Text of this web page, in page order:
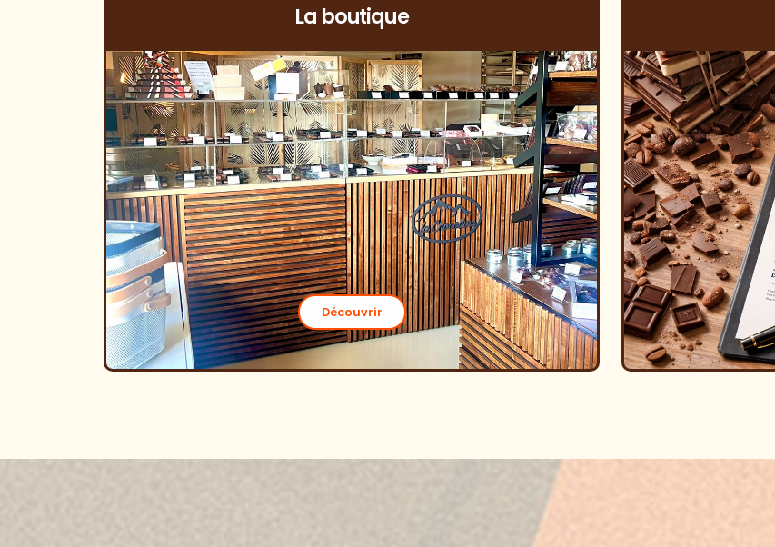
La boutique
Découvrir